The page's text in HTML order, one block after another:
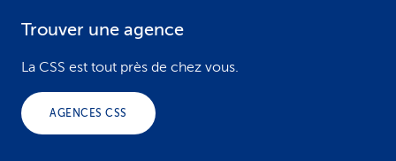
Trouver une agence
La CSS est tout près de chez vous.
AGENCES CSS